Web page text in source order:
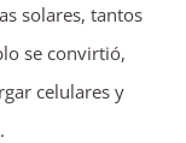
solares, tantos
se convirtió,
celulares y